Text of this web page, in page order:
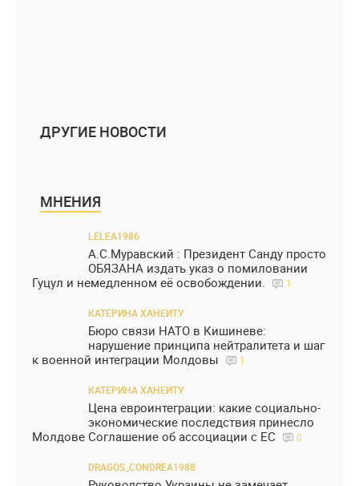
ДРУГИЕ НОВОСТИ
МНЕНИЯ
LELEA1986
А.С.Муравский : Президент Санду просто
ОБЯЗАНА издать указ о помиловании
Гуцул и немедленном её освобождении.
1
КАТЕРИНА ХАНЕИТУ
Бюро связи НАТО в Кишиневе:
нарушение принципа нейтралитета и шаг
к военной интеграции Молдовы
1
КАТЕРИНА ХАНЕИТУ
Цена евроинтеграции: какие социально-
экономические последствия принесло
Молдове Соглашение об ассоциации с ЕС
0
DRAGOS_CONDREA1988